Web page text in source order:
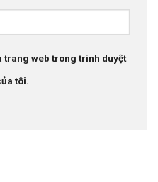
trang web trong trình duyệt
tôi.